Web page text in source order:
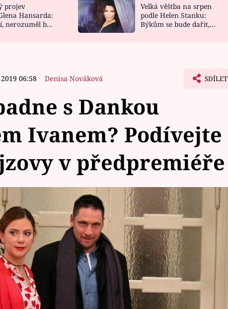
NOVINKY
VIDEORECEPTY
projev
Hansarda:
nerozuměl by
Velká věštba na srpen
podle Helen Stanku:
Býkům se bude dařit,
06:58 Denisa Nováková SDÍLET
s Dankou
Ivanem? Podívejte
v předpremiéře